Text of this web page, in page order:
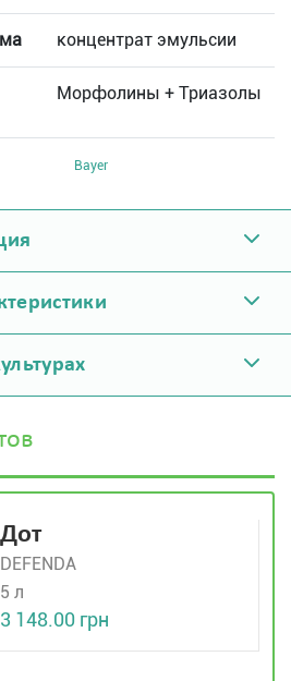
концентрат эмульсии
Морфолины + Триазолы
Bayer
Дот
DEFENDA
5 л
3 148.00 грн